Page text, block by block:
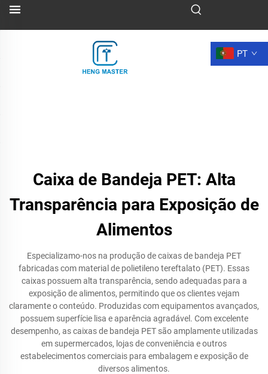
PT
Caixa de Bandeja PET: Alta
Transparência para Exposição de
Alimentos
Especializamo-nos na produção de caixas de bandeja PET
fabricadas com material de polietileno tereftalato (PET). Essas
caixas possuem alta transparência, sendo adequadas para a
exposição de alimentos, permitindo que os clientes vejam
claramente o conteúdo. Produzidas com equipamentos avançados,
possuem superfície lisa e aparência agradável. Com excelente
desempenho, as caixas de bandeja PET são amplamente utilizadas
em supermercados, lojas de conveniência e outros
estabelecimentos comerciais para embalagem e exposição de
diversos alimentos.